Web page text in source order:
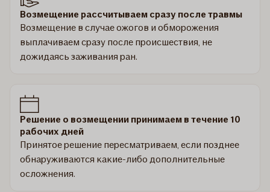
Возмещение рассчитываем сразу после травмы
Возмещение в случае ожогов и обморожения
выплачиваем сразу после происшествия, не
дожидаясь заживания ран.
Решение о возмещении принимаем в течение 10
рабочих дней
Принятое решение пересматриваем, если позднее
обнаруживаются какие-либо дополнительные
осложнения.